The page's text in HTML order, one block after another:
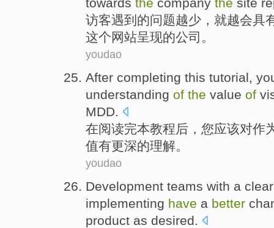
towards the company the site
访客遇到 的问题越少 ，就越会具
这个网站呈现的公司 。
youdao
After completing this tutorial,
understanding of the value of
MDD.
在阅读完本教程后 ， 您应该对作
值有更深的理解。
youdao
Development teams with a clear
implementing have a better
product as desired.